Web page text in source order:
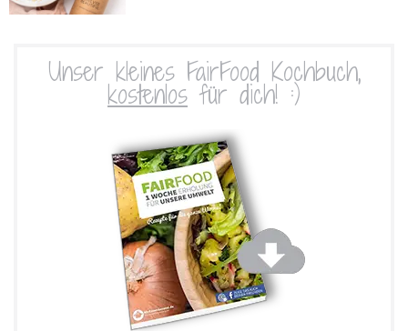
Unser kleines FairFood Kochbuch,
kostenlos für dich! :)